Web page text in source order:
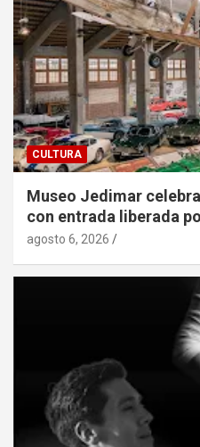
CULTURA
Museo Jedimar
con entrada liberada
agosto 6, 2026